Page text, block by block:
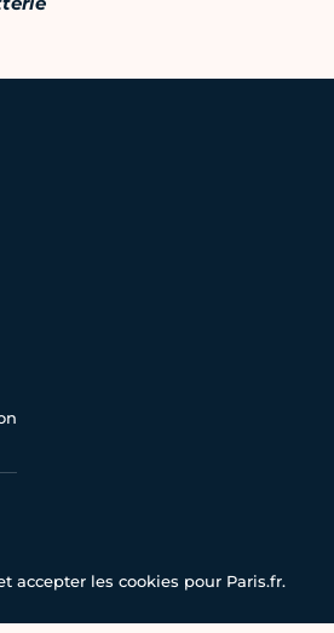
accepter les cookies pour Paris.fr.